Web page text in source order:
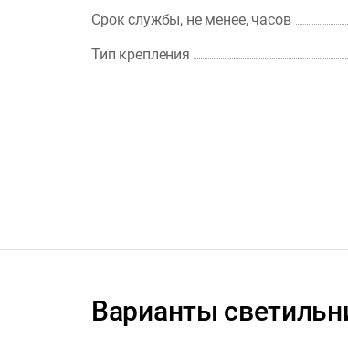
Срок службы, не менее, часов
Тип крепления
Варианты